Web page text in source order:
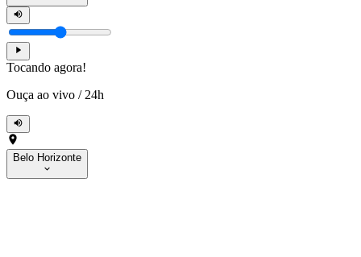
Tocando agora!
Ouça ao vivo / 24h
Belo Horizonte